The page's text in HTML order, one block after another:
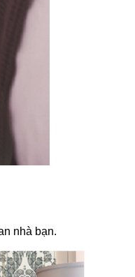
nhà bạn.